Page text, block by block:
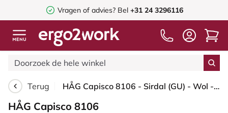
Vragen of advies? Bel +31 24 3296116
Terug HÅG Capisco 8106 - Sirdal (GU) - Wol - SRD780 Dark blue - Framekleur - Zwart - Gasveer - 150 mm (Zithoogte 40-55cm) - Vloercontact - Zachte wielen t.b.v. harde vloeren - Voetenring - Nee, geen voetenring - Voetster - Ja, voetster in gepolijst aluminium
HÅG Capisco 8106